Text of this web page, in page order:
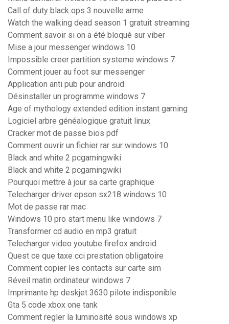
Call of duty black ops 3 nouvelle arme
Watch the walking dead season 1 gratuit streaming
Comment savoir si on a été bloqué sur viber
Mise a jour messenger windows 10
Impossible creer partition systeme windows 7
Comment jouer au foot sur messenger
Application anti pub pour android
Désinstaller un programme windows 7
Age of mythology extended edition instant gaming
Logiciel arbre généalogique gratuit linux
Cracker mot de passe bios pdf
Comment ouvrir un fichier rar sur windows 10
Black and white 2 pcgamingwiki
Black and white 2 pcgamingwiki
Pourquoi mettre à jour sa carte graphique
Telecharger driver epson sx218 windows 10
Mot de passe rar mac
Windows 10 pro start menu like windows 7
Transformer cd audio en mp3 gratuit
Telecharger video youtube firefox android
Quest ce que taxe cci prestation obligatoire
Comment copier les contacts sur carte sim
Réveil matin ordinateur windows 7
Imprimante hp deskjet 3630 pilote indisponible
Gta 5 code xbox one tank
Comment regler la luminosité sous windows xp